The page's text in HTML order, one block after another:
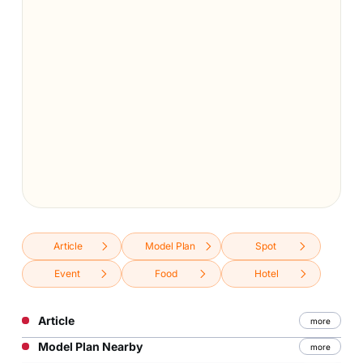
Article Model Plan Spot
Event Food Hotel
Article more
Model Plan Nearby more